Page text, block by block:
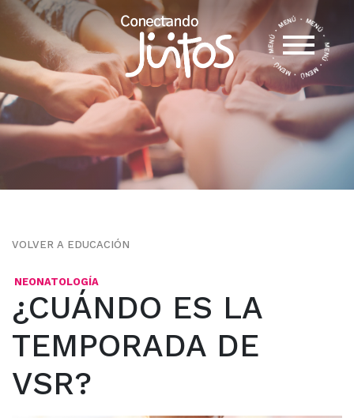
VOLVER A EDUCACIÓN
NEONATOLOGÍA
¿CUÁNDO ES LA
TEMPORADA DE
VSR?